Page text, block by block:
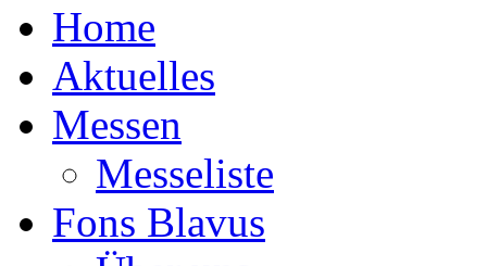
Home
Aktuelles
Messen
Messeliste
Fons Blavus